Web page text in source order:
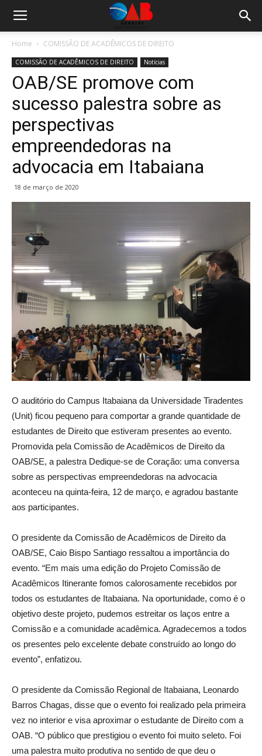
Home COMISSÃO DE ACADÊMICOS DE DIREITO
COMISSÃO DE ACADÊMICOS DE DIREITO Notícias
OAB/SE promove com
sucesso palestra sobre as
perspectivas
empreendedoras na
advocacia em Itabaiana
18 de março de 2020
O auditório do Campus Itabaiana da Universidade Tiradentes
(Unit) ficou pequeno para comportar a grande quantidade de
estudantes de Direito que estiveram presentes ao evento.
Promovida pela Comissão de Acadêmicos de Direito da
OAB/SE, a palestra Dedique-se de Coração: uma conversa
sobre as perspectivas empreendedoras na advocacia
aconteceu na quinta-feira, 12 de março, e agradou bastante
aos participantes.
O presidente da Comissão de Acadêmicos de Direito da
OAB/SE, Caio Bispo Santiago ressaltou a importância do
evento. “Em mais uma edição do Projeto Comissão de
Acadêmicos Itinerante fomos calorosamente recebidos por
todos os estudantes de Itabaiana. Na oportunidade, como é o
objetivo deste projeto, pudemos estreitar os laços entre a
Comissão e a comunidade acadêmica. Agradecemos a todos
os presentes pelo excelente debate construído ao longo do
evento”, enfatizou.
O presidente da Comissão Regional de Itabaiana, Leonardo
Barros Chagas, disse que o evento foi realizado pela primeira
vez no interior e visa aproximar o estudante de Direito com a
OAB. “O público que prestigiou o evento foi muito seleto. Foi
uma palestra muito produtiva no sentido de que deu o